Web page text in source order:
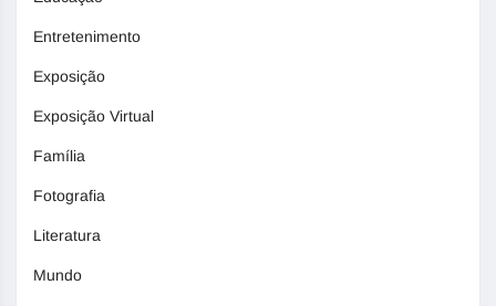
Entretenimento
Exposição
Exposição Virtual
Família
Fotografia
Literatura
Mundo